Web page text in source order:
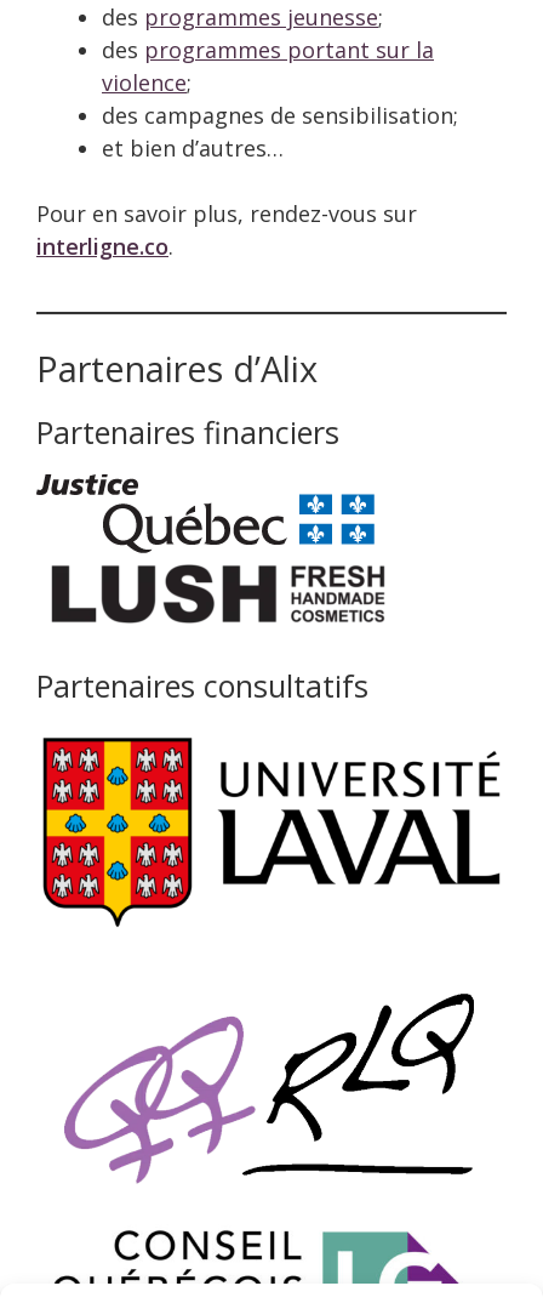
des programmes jeunesse;
des programmes portant sur la
violence;
des campagnes de sensibilisation;
et bien d’autres…
Pour en savoir plus, rendez-vous sur
interligne.co.
Partenaires d’Alix
Partenaires financiers
Partenaires consultatifs